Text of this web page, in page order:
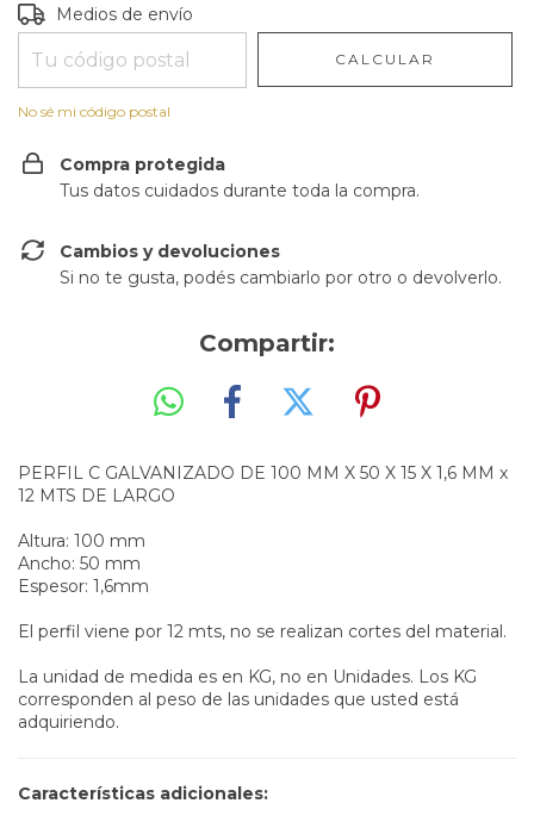
Entregas para el CP:
Medios de envío
CALCULAR
No sé mi código postal
Compra protegida
Tus datos cuidados durante toda la compra.
Cambios y devoluciones
Si no te gusta, podés cambiarlo por otro o devolverlo.
Compartir:
PERFIL C GALVANIZADO DE 100 MM X 50 X 15 X 1,6 MM x
12 MTS DE LARGO
Altura: 100 mm
Ancho: 50 mm
Espesor: 1,6mm
El perfil viene por 12 mts, no se realizan cortes del material.
La unidad de medida es en KG, no en Unidades. Los KG
corresponden al peso de las unidades que usted está
adquiriendo.
Características adicionales: